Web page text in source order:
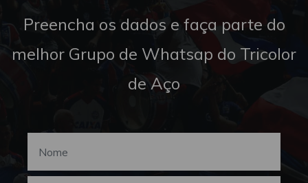
Preencha os dados e faça parte do
melhor Grupo de Whatsap do Tricolor
de Aço